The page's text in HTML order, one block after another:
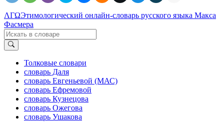
ΛΓΩЭтимологический онлайн-словарь русского языка Макса
Фасмера
Толковые словари
словарь Даля
словарь Евгеньевой (МАС)
словарь Ефремовой
словарь Кузнецова
словарь Ожегова
словарь Ушакова